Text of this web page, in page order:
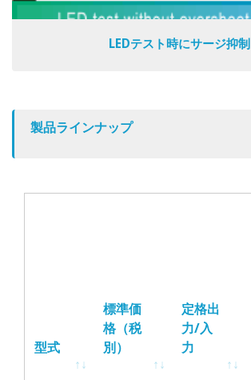
LEDテスト時にサージ抑制
製品ラインナップ
型式
標準価
格（税
別）
定格出
力/入
力